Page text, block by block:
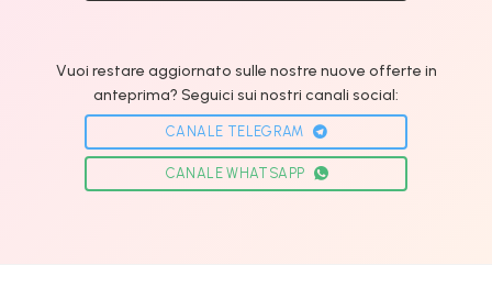
Vuoi restare aggiornato sulle nostre nuove offerte in
anteprima? Seguici sui nostri canali social:
CANALE TELEGRAM
CANALE WHATSAPP